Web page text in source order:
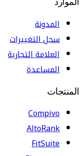
المدونة
سجل التغييرات
العلامة التجارية
المساعدة
المنتجات
Compivo
AltoRank
FitSuite